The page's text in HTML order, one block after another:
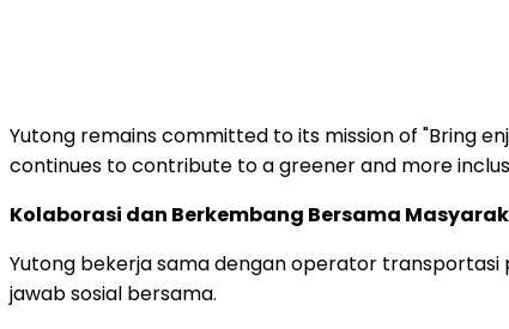
Yutong remains committed to its mission of "Bring
continues to contribute to a greener and more
Kolaborasi dan Berkembang Bersama
Yutong bekerja sama dengan operator
jawab sosial bersama.